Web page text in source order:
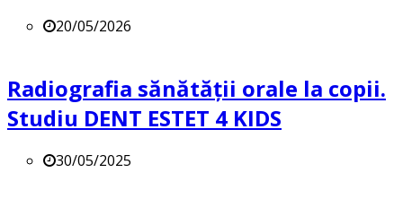
20/05/2026
Radiografia sănătății orale la copii.
Studiu DENT ESTET 4 KIDS
30/05/2025